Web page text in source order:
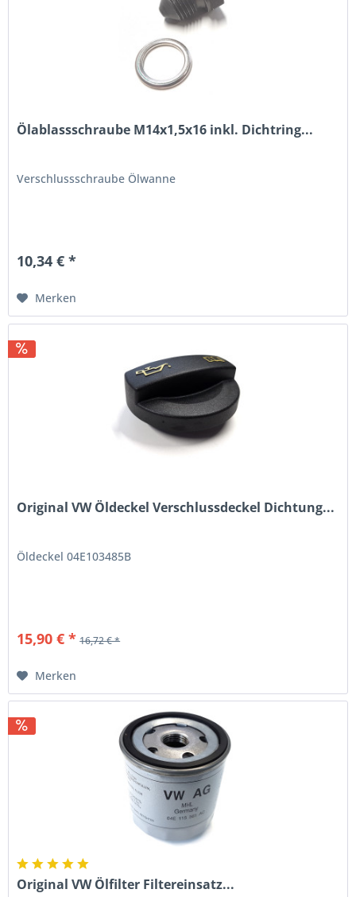
Ölablassschraube M14x1,5x16 inkl. Dichtring...
Verschlussschraube Ölwanne
10,34 € *
Merken
Original VW Öldeckel Verschlussdeckel Dichtung...
Öldeckel 04E103485B
15,90 € * 16,72 € *
Merken
Original VW Ölfilter Filtereinsatz...